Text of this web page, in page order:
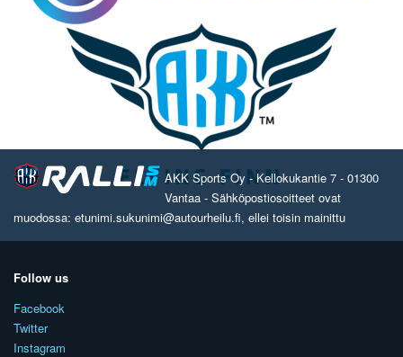
AKK Sports Oy - Kellokukantie 7 - 01300
Vantaa - Sähköpostiosoitteet ovat
muodossa: etunimi.sukunimi@autourheilu.fi, ellei toisin mainittu
Follow us
Facebook
Twitter
Instagram